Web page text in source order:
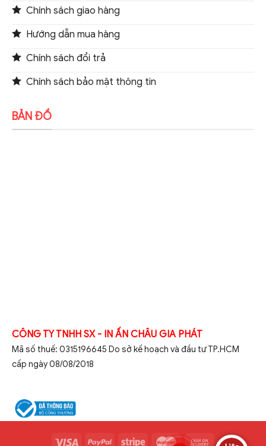
Chính sách giao hàng
Hướng dẫn mua hàng
Chính sách đổi trả
Chính sách bảo mật thông tin
BẢN ĐỒ
CÔNG TY TNHH SX - IN ẤN CHÂU GIA PHÁT
Mã số thuế: 0315196645 Do sở kế hoạch và đầu tư TP.HCM
cấp ngày 08/08/2018